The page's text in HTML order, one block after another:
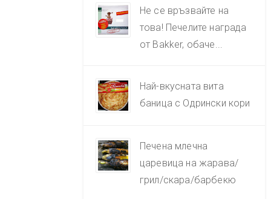
Не се връзвайте на
това! Печелите награда
от Bakker, обаче...
Най-вкусната вита
баница с Одрински кори
Печена млечна
царевица на жарава/
грил/скара/барбекю